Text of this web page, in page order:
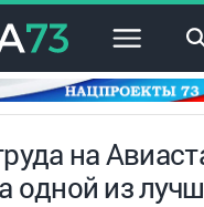
×
на
одной из